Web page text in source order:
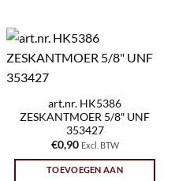
art.nr. HK5386
ZESKANTMOER 5/8″ UNF
353427
€0,90 Excl. BTW
TOEVOEGEN AAN